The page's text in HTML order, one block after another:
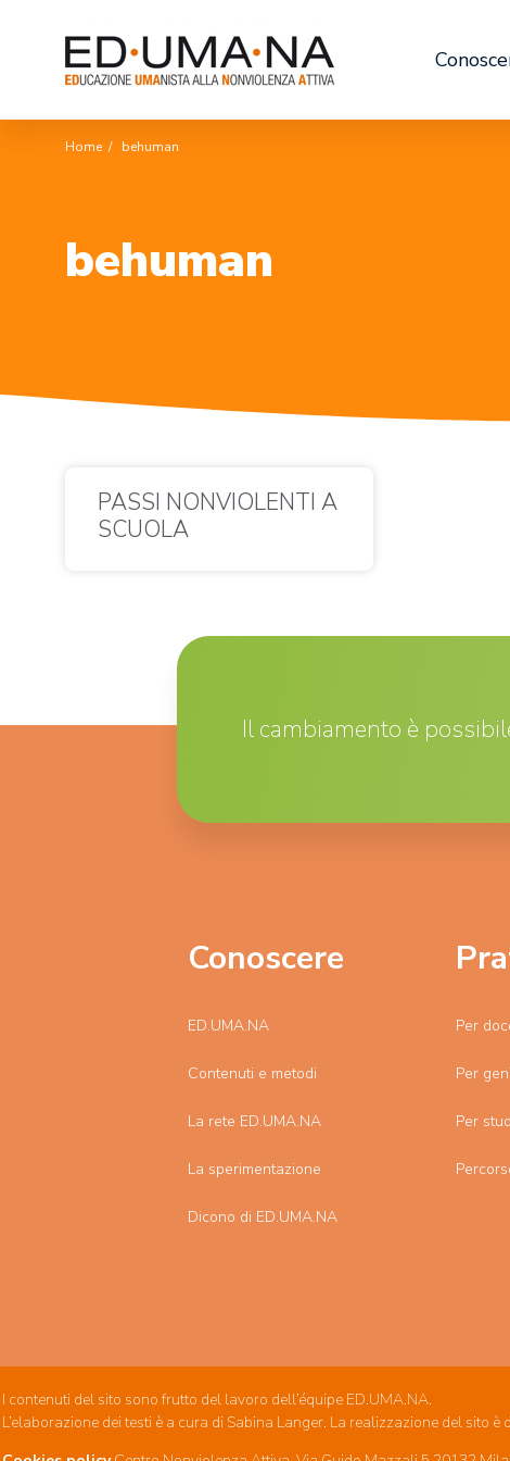
Home / behuman
behuman
PASSI NONVIOLENTI A
SCUOLA
Il cambiamento è
Conoscere
ED.UMA.NA
Contenuti e metodi
La rete ED.UMA.NA
La sperimentazione
Dicono di ED.UMA.NA
Per
Per
Per
I contenuti del sito sono frutto del lavoro dell’équipe ED.UMA.NA.
L’elaborazione dei testi è a cura di Sabina Langer. La realizzazione del sito è